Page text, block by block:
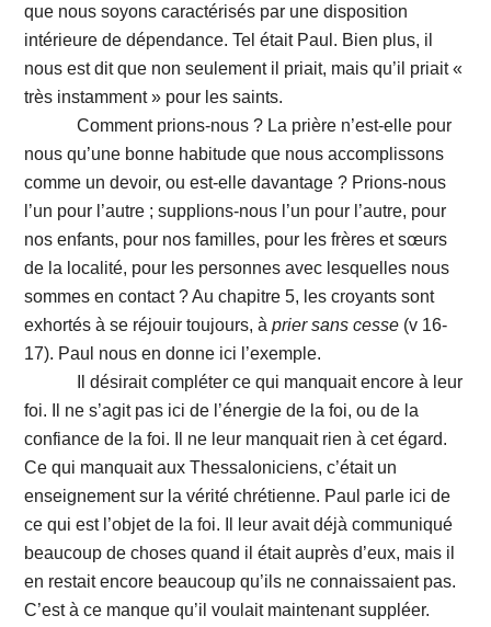
que nous soyons caractérisés par une disposition
intérieure de dépendance. Tel était Paul. Bien plus, il
nous est dit que non seulement il priait, mais qu’il priait «
très instamment » pour les saints.
Comment prions-nous ? La prière n’est-elle pour
nous qu’une bonne habitude que nous accomplissons
comme un devoir, ou est-elle davantage ? Prions-nous
l’un pour l’autre ; supplions-nous l’un pour l’autre, pour
nos enfants, pour nos familles, pour les frères et sœurs
de la localité, pour les personnes avec lesquelles nous
sommes en contact ? Au chapitre 5, les croyants sont
exhortés à se réjouir toujours, àprier sans cesse (v 16-
17). Paul nous en donne ici l’exemple.
Il désirait compléter ce qui manquait encore à leur
foi. Il ne s’agit pas ici de l’énergie de la foi, ou de la
confiance de la foi. Il ne leur manquait rien à cet égard.
Ce qui manquait aux Thessaloniciens, c’était un
enseignement sur la vérité chrétienne. Paul parle ici de
ce qui est l’objet de la foi. Il leur avait déjà communiqué
beaucoup de choses quand il était auprès d’eux, mais il
en restait encore beaucoup qu’ils ne connaissaient pas.
C’est à ce manque qu’il voulait maintenant suppléer.